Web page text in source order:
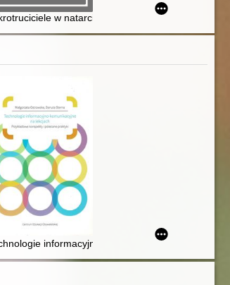
w natarciu - czyli o tym, co nam szkodzi
metodyka zdalnego nauczania, prawo
kluczowych
informacyjno-komunikacyjne na lekcjach